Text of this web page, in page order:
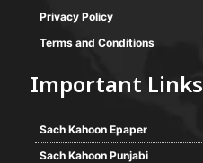
Privacy Policy
Terms and Conditions
Important Links
Sach Kahoon Epaper
Sach Kahoon Punjabi